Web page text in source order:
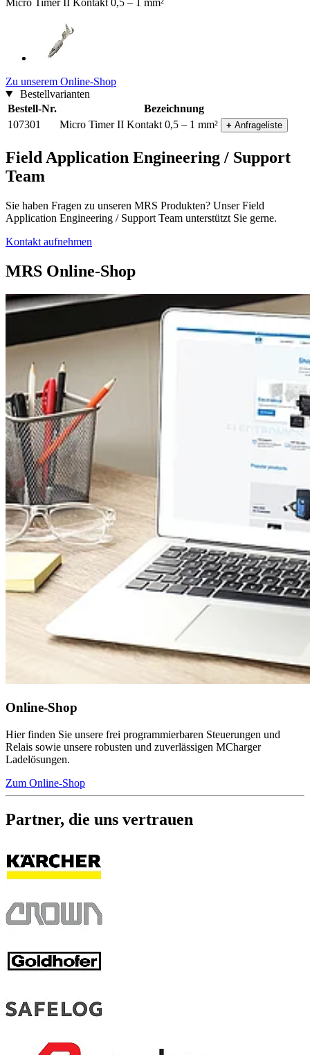
Zu unserem Online-Shop
Bestellvarianten
Bestell-Nr.
Bezeichnung
107301
Micro Timer II Kontakt 0,5 – 1 mm² + Anfrageliste
Field Application Engineering / Support
Team
Sie haben Fragen zu unseren MRS Produkten? Unser Field
Application Engineering / Support Team unterstützt Sie gerne.
Kontakt aufnehmen
MRS Online-Shop
Online-Shop
Hier finden Sie unsere frei programmierbaren Steuerungen und
Relais sowie unsere robusten und zuverlässigen MCharger
Ladelösungen.
Zum Online-Shop
Partner, die uns vertrauen